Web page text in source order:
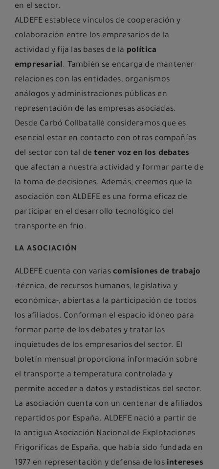
en el sector.
ALDEFE establece vínculos de cooperación y
colaboración entre los empresarios de la
actividad y fija las bases de la política
empresarial. También se encarga de mantener
relaciones con las entidades, organismos
análogos y administraciones públicas en
representación de las empresas asociadas.
Desde Carbó Collbatallé consideramos que es
esencial estar en contacto con otras compañías
del sector con tal detener voz en los debates
que afectan a nuestra actividad y formar parte de
la toma de decisiones. Además, creemos que la
asociación con ALDEFE es una forma eficaz de
participar en el desarrollo tecnológico del
transporte en frío.
LA ASOCIACIÓN
ALDEFE cuenta con varias comisiones de trabajo
-técnica, de recursos humanos, legislativa y
económica-, abiertas a la participación de todos
los afiliados. Conforman el espacio idóneo para
formar parte de los debates y tratar las
inquietudes de los empresarios del sector. El
boletín mensual proporciona información sobre
el transporte a temperatura controlada y
permite acceder a datos y estadísticas del sector.
La asociación cuenta con un centenar de afiliados
repartidos por España. ALDEFE nació a partir de
la antigua Asociación Nacional de Explotaciones
Frigoríficas de España, que había sido fundada en
1977 en representación y defensa de los intereses